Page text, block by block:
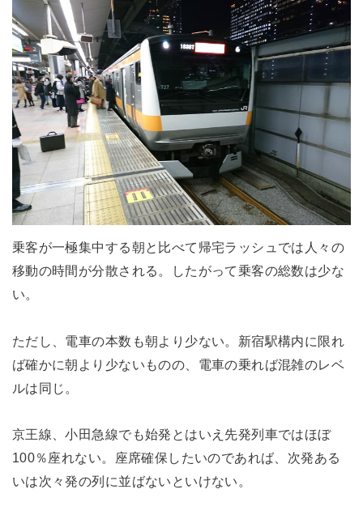
乗客が一極集中する朝と比べて帰宅ラッシュでは人々の
移動の時間が分散される。したがって乗客の総数は少な
い。
ただし、電車の本数も朝より少ない。新宿駅構内に限れ
ば確かに朝より少ないものの、電車の乗れば混雑のレベ
ルは同じ。
京王線、小田急線でも始発とはいえ先発列車ではほぼ
100％座れない。座席確保したいのであれば、次発ある
いは次々発の列に並ばないといけない。